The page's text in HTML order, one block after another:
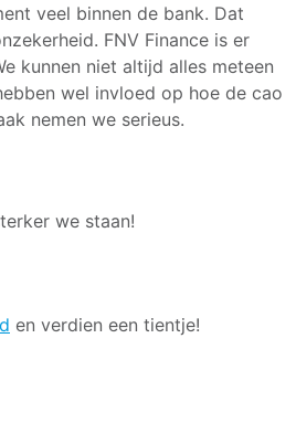
veel binnen de bank. Dat
FNV Finance is er
kunnen niet altijd alles meteen
wel invloed op hoe de cao
nemen we serieus.
we staan!
en verdien een tientje!